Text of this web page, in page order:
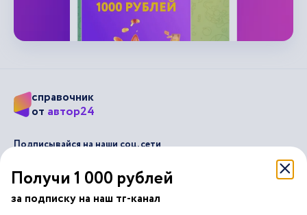
справочник
от автор24
Подписывайся на наши соц. сети
Научные статьи
Получи 1 000 рублей
за подписку на наш тг-канал